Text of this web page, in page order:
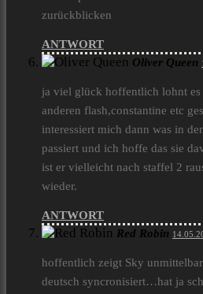
zurückblicken
ANTWORT
Oliver Queen
ja viel glück hoffentlich lohnt
anderen flash,constantine etc
interessiert mich dann was in
passiert und ich hoffe das sie
ist er vielleicht nach staffel 2
wieder.
ANTWORT
Red Robin
hoffentlich zeigt Sky
deutsch syncronisiert…hat ja